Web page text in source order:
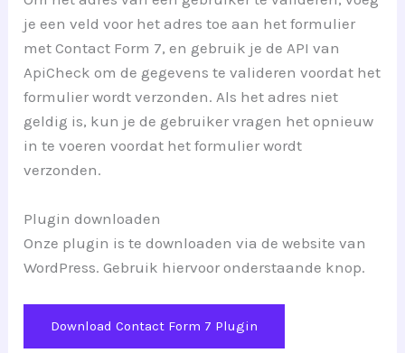
je een veld voor het adres toe aan het formulier
met Contact Form 7, en gebruik je de API van
ApiCheck om de gegevens te valideren voordat het
formulier wordt verzonden. Als het adres niet
geldig is, kun je de gebruiker vragen het opnieuw
in te voeren voordat het formulier wordt
verzonden.
Plugin downloaden
Onze plugin is te downloaden via de website van
WordPress. Gebruik hiervoor onderstaande knop.
Download Contact Form 7 Plugin